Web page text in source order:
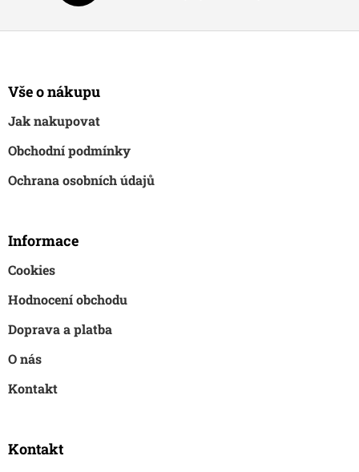
Vše o nákupu
Jak nakupovat
Obchodní podmínky
Ochrana osobních údajů
Informace
Cookies
Hodnocení obchodu
Doprava a platba
O nás
Kontakt
Kontakt